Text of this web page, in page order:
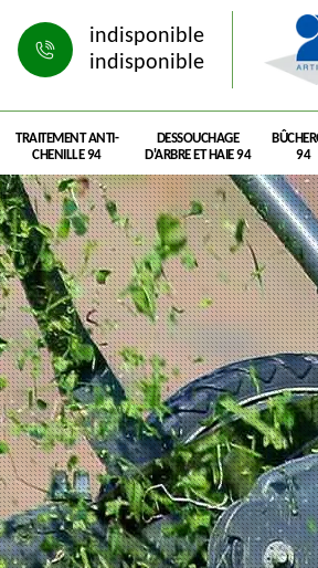
indisponible
indisponible
TRAITEMENT ANTI-
CHENILLE 94
DESSOUCHAGE
D'ARBRE ET HAIE 94
94